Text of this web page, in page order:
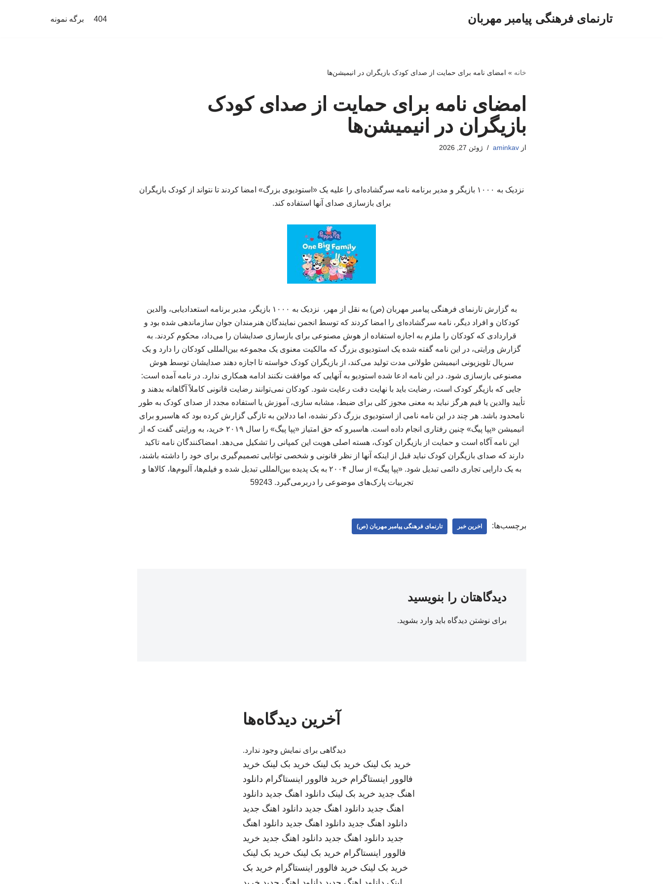
تارنمای فرهنگی پیامبر مهربان 404 برگه نمونه
خانه » امضای نامه برای حمایت از صدای کودک بازیگران در انیمیشن‌ها
امضای نامه برای حمایت از صدای کودک
بازیگران در انیمیشن‌ها
ازaminkav ژوئن 27, 2026
نزدیک به ۱۰۰۰ بازیگر و مدیر برنامه نامه سرگشاده‌ای را علیه یک «استودیوی بزرگ» امضا کردند تا نتواند از کودک بازیگران
برای بازسازی صدای آنها استفاده کند.
به گزارش تارنمای فرهنگی پیامبر مهربان (ص) به نقل از مهر، نزدیک به ۱۰۰۰ بازیگر، مدیر برنامه استعدادیابی، والدین
کودکان و افراد دیگر، نامه سرگشاده‌ای را امضا کردند که توسط انجمن نمایندگان هنرمندان جوان سازماندهی شده بود و
قراردادی که کودکان را ملزم به اجازه استفاده از هوش مصنوعی برای بازسازی صدایشان را می‌داد، محکوم کردند. به
گزارش ورایتی، در این نامه گفته شده یک استودیوی بزرگ که مالکیت معنوی یک مجموعه بین‌المللی کودکان را دارد و یک
سریال تلویزیونی انیمیشن طولانی مدت تولید می‌کند، از بازیگران کودک خواسته تا اجازه دهند صدایشان توسط هوش
مصنوعی بازسازی شود. در این نامه ادعا شده استودیو به آنهایی که موافقت نکنند ادامه همکاری ندارد. در نامه آمده است:
جایی که بازیگر کودک است، رضایت باید با نهایت دقت رعایت شود. کودکان نمی‌توانند رضایت قانونی کاملاً آگاهانه بدهند و
تأیید والدین یا قیم هرگز نباید به معنی مجوز کلی برای ضبط، مشابه سازی، آموزش یا استفاده مجدد از صدای کودک به طور
نامحدود باشد. هر چند در این نامه نامی از استودیوی بزرگ ذکر نشده، اما ددلاین به تازگی گزارش کرده بود که هاسبرو برای
انیمیشن «پپا پیگ» چنین رفتاری انجام داده است. هاسبرو که حق امتیاز «پپا پیگ» را سال ۲۰۱۹ خرید، به ورایتی گفت که از
این نامه آگاه است و حمایت از بازیگران کودک، هسته اصلی هویت این کمپانی را تشکیل می‌دهد. امضاکنندگان نامه تاکید
دارند که صدای بازیگران کودک نباید قبل از اینکه آنها از نظر قانونی و شخصی توانایی تصمیم‌گیری برای خود را داشته باشند،
به یک دارایی تجاری دائمی تبدیل شود. «پپا پیگ» از سال ۲۰۰۴ به یک پدیده بین‌المللی تبدیل شده و فیلم‌ها، آلبوم‌ها، کالاها و
تجربیات پارک‌های موضوعی را دربرمی‌گیرد. 59243
برچسب‌ها: اخرین خبر تارنمای فرهنگی پیامبر مهربان (ص)
دیدگاهتان را بنویسید
برای نوشتن دیدگاه باید وارد بشوید.
آخرین دیدگاه‌ها
دیدگاهی برای نمایش وجود ندارد.
خرید بک لینک خرید بک لینک خرید بک لینک خرید
فالوور اینستاگرام خرید فالوور اینستاگرام دانلود
اهنگ جدید خرید بک لینک دانلود اهنگ جدید دانلود
اهنگ جدید دانلود اهنگ جدید دانلود اهنگ جدید
دانلود اهنگ جدید دانلود اهنگ جدید دانلود اهنگ
جدید دانلود اهنگ جدید دانلود اهنگ جدید خرید
فالوور اینستاگرام خرید بک لینک خرید بک لینک
خرید بک لینک خرید فالوور اینستاگرام خرید بک